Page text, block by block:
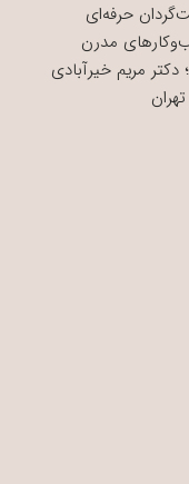
حرفه‌ای
مدرن
مریم خیرآبادی